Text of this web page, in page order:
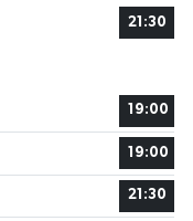
21:30
19:00
19:00
21:30